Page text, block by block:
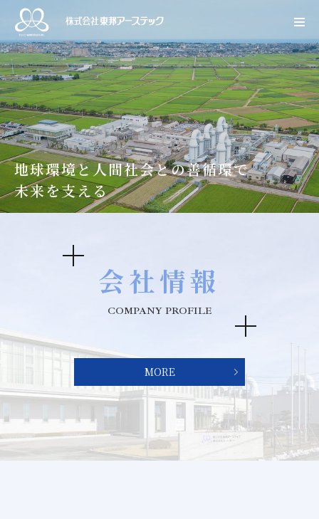
地球環境と⼈間社会との善循環で
未来を⽀える
会社情報
COMPANY PROFILE
MORE